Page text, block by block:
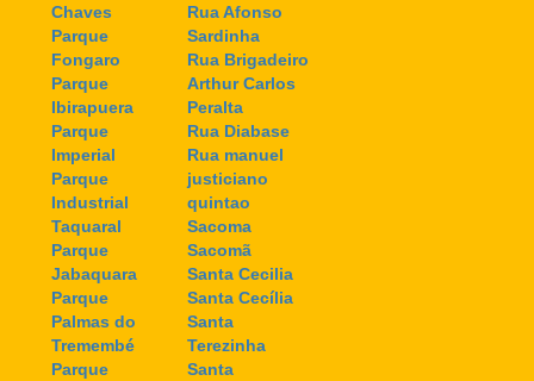
Chaves
Parque
Fongaro
Parque
Ibirapuera
Parque
Imperial
Parque
Industrial
Taquaral
Parque
Jabaquara
Parque
Palmas do
Tremembé
Parque
Rua Afonso
Sardinha
Rua Brigadeiro
Arthur Carlos
Peralta
Rua Diabase
Rua manuel
justiciano
quintao
Sacoma
Sacomã
Santa Cecilia
Santa Cecília
Santa
Terezinha
Santa